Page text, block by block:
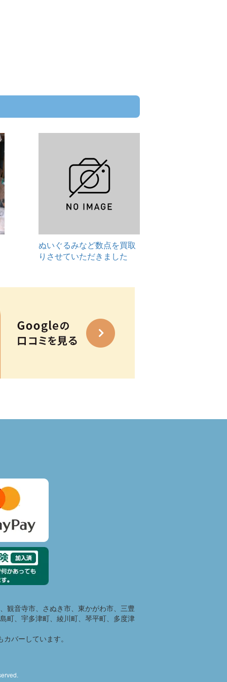
ぬいぐるみなど数点を買取
りさせていただきました
観音寺市、さぬき市、東かがわ市、三豊
町、宇多津町、綾川町、琴平町、多度津
バーしています。